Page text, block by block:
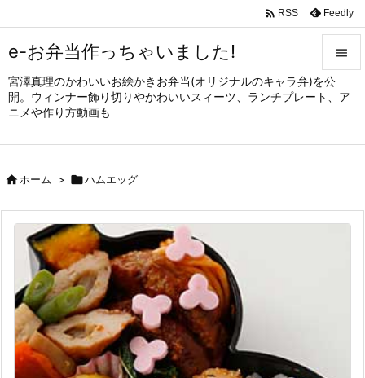
e-お弁当作っちゃいました!
宮澤真理のかわいいお絵かきお弁当(オリジナルのキャラ弁)を公
開。ウィンナー飾り切りやかわいいスィーツ、ランチプレート、ア
ニメや作り方動画も


メニュ
サイド

 RSS Feedly
ホーム > ハムエッグ